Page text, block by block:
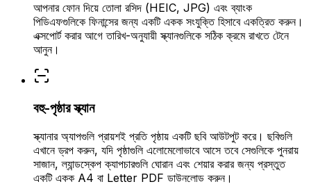
আপনার ফোন দিয়ে তোলা রসিদ (HEIC, JPG) এবং ব্যাংক
পিডিএফগুলিকে ফিনান্সের জন্য একটি একক সংযুক্তি হিসাবে একত্রিত করুন।
এক্সপোর্ট করার আগে তারিখ-অনুযায়ী স্ক্যানগুলিকে সঠিক ক্রমে রাখতে টেনে
আনুন।
বহু-পৃষ্ঠার স্ক্যান
স্ক্যানার অ্যাপগুলি প্রায়শই প্রতি পৃষ্ঠায় একটি ছবি আউটপুট করে। ছবিগুলি
এখানে ড্রপ করুন, যদি পৃষ্ঠাগুলি এলোমেলোভাবে আসে তবে সেগুলিকে পুনরায়
সাজান, ল্যান্ডস্কেপ ক্যাপচারগুলি ঘোরান এবং শেয়ার করার জন্য প্রস্তুত
একটি একক A4 বা Letter PDF ডাউনলোড করুন।